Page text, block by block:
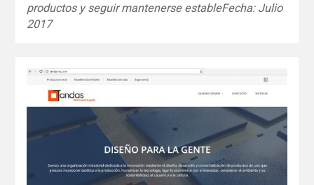
productos y seguir mantenerse estableFecha: Julio
2017